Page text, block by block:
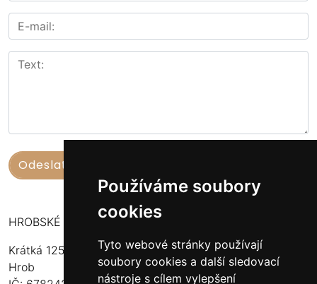
Používáme soubory
cookies
Tyto webové stránky používají
soubory cookies a další sledovací
nástroje s cílem vylepšení
HROBSKÉ UZENINY
Krátká 125
Hrob